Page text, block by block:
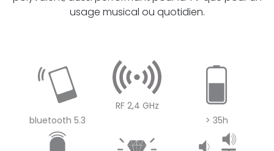
usage musical ou quotidien.
bluetooth 5.3
RF 2,4 GHz
> 35h